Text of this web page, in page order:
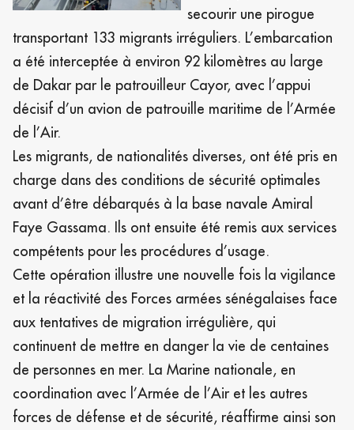
secourir une pirogue
transportant 133 migrants irréguliers. L’embarcation
a été interceptée à environ 92 kilomètres au large
de Dakar par le patrouilleur Cayor, avec l’appui
décisif d’un avion de patrouille maritime de l’Armée
de l’Air.
Les migrants, de nationalités diverses, ont été pris en
charge dans des conditions de sécurité optimales
avant d’être débarqués à la base navale Amiral
Faye Gassama. Ils ont ensuite été remis aux services
compétents pour les procédures d’usage.
Cette opération illustre une nouvelle fois la vigilance
et la réactivité des Forces armées sénégalaises face
aux tentatives de migration irrégulière, qui
continuent de mettre en danger la vie de centaines
de personnes en mer. La Marine nationale, en
coordination avec l’Armée de l’Air et les autres
forces de défense et de sécurité, réaffirme ainsi son